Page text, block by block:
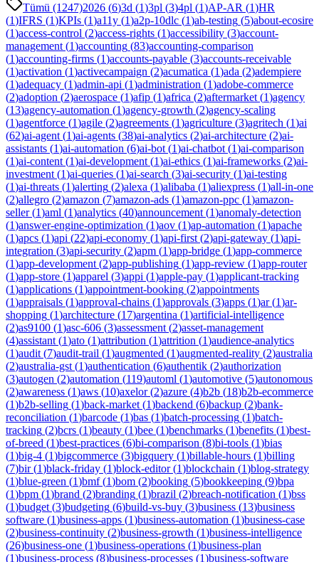
Tümü (1247)2026 (6)3d (1)3pl (3)4pl (1)AP-AR (1)HR
(1)IFRS (1)KPIs (1)a11y (1)a2p-10dlc (1)ab-testing (5)about-ecosire
(1)access-control (2)access-rights (1)accessibility (3)account-
management (1)accounting (83)accounting-comparison
(1)accounting-firms (1)accounts-payable (3)accounts-receivable
(1)activation (1)activecampaign (2)acumatica (1)ada (2)adempiere
(1)adequacy (1)admin-api (1)administration (1)adobe-commerce
(2)adoption (2)aerospace (1)afip (1)africa (2)aftermarket (1)agency
(13)agency-automation (1)agency-growth (2)agency-scaling
(1)agentforce (1)agile (2)agreements (1)agriculture (3)agritech (1)ai
(62)ai-agent (1)ai-agents (38)ai-analytics (2)ai-architecture (2)ai-
assistants (1)ai-automation (6)ai-bot (1)ai-chatbot (1)ai-comparison
(1)ai-content (1)ai-development (1)ai-ethics (1)ai-frameworks (2)ai-
investment (1)ai-queries (1)ai-search (3)ai-security (1)ai-testing
(1)ai-threats (1)alerting (2)alexa (1)alibaba (1)aliexpress (1)all-in-one
(2)allegro (2)amazon (7)amazon-ads (1)amazon-ppc (1)amazon-
seller(1)aml (1)analytics (40)announcement (1)anomaly-detection
(1)answer-engine-optimization (1)aov (1)ap-automation (1)apache
(1)apcs (1)api (22)api-economy (1)api-first (2)api-gateway (1)api-
integration (3)api-security (2)apm (1)app-bridge (1)app-commerce
(1)app-development (2)app-publishing (1)app-review (1)app-router
(1)app-store (1)apparel (3)appi (1)apple-pay (1)applicant-tracking
(1)applications (1)appointment-booking (2)appointments
(1)appraisals (1)approval-chains (1)approvals (3)apps (1)ar(1)ar-
shopping (1)architecture (17)argentina (1)artificial-intelligence
(2)as9100 (1)asc-606 (3)assessment (2)asset-management
(4)assistant (1)ato (1)attribution (1)attrition (1)audience-analytics
(1)audit (7)audit-trail (1)augmented (1)augmented-reality (2)australia
(2)australia-gst (1)authentication (6)authentik (2)authorization
(3)autogen (2)automation (119)automl (1)automotive (5)autonomous
(2)awareness (1)aws (10)axelor(2)azure (4)b2b (18)b2b-ecommerce
(1)b2b-selling (1)back-market (1)backend (6)backup (2)bank-
reconciliation (1)barcode (1)bas (1)batch-processing (1)batch-
tracking (2)bcrs (1)beauty (1)bee (1)benchmarks (1)benefits (1)best-
of-breed (1)best-practices (6)bi-comparison (8)bi-tools (1)bias
(1)big-4 (1)bigcommerce (3)bigquery (1)billable-hours (1)billing
(7)bir(1)black-friday (1)block-editor(1)blockchain (1)blog-strategy
(1)blue-green (1)bmf(1)bom (2)booking (5)bookkeeping (9)bpa
(1)bpm (1)brand (2)branding (1)brazil (2)breach-notification (1)bss
(1)budget (3)budgeting (6)build-vs-buy (3)business (13)business
software (1)business-apps (1)business-automation (1)business-case
(2)business-continuity (2)business-growth (1)business-intelligence
(26)business-one (1)business-operations (1)business-plan
(1)business-process (8)business-processes (1)business-software